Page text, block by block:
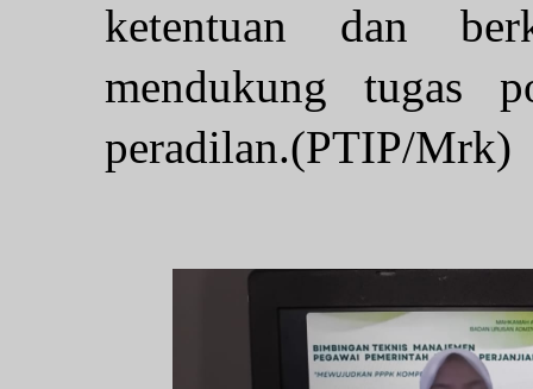
ketentuan dan
mendukung tugas
peradilan.(PTIP/Mrk)